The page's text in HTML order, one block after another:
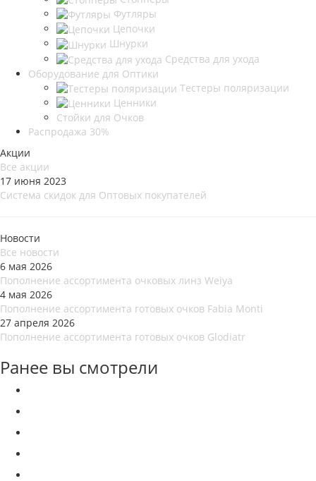
Футляры
Цепочки
Шнурки
Средства для ухода
Оборудование для Оптики
Тестеры поляризации
Ценники
Стойки для Очков
Распродажа 30%
Акции
Все акции
17 июня 2023
Система скидок для Оптовых покупателей
Новости
Все новости
6 мая 2026
Пополнение ассортимента очковых линз Weiya
4 мая 2026
Пополнение ассортимента готовых очков Fabia Monti
27 апреля 2026
Пополнение ассортимента готовых очков Glodiatr
Ранее вы смотрели